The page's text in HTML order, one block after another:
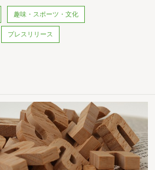
趣味・スポーツ・文化
プレスリリース